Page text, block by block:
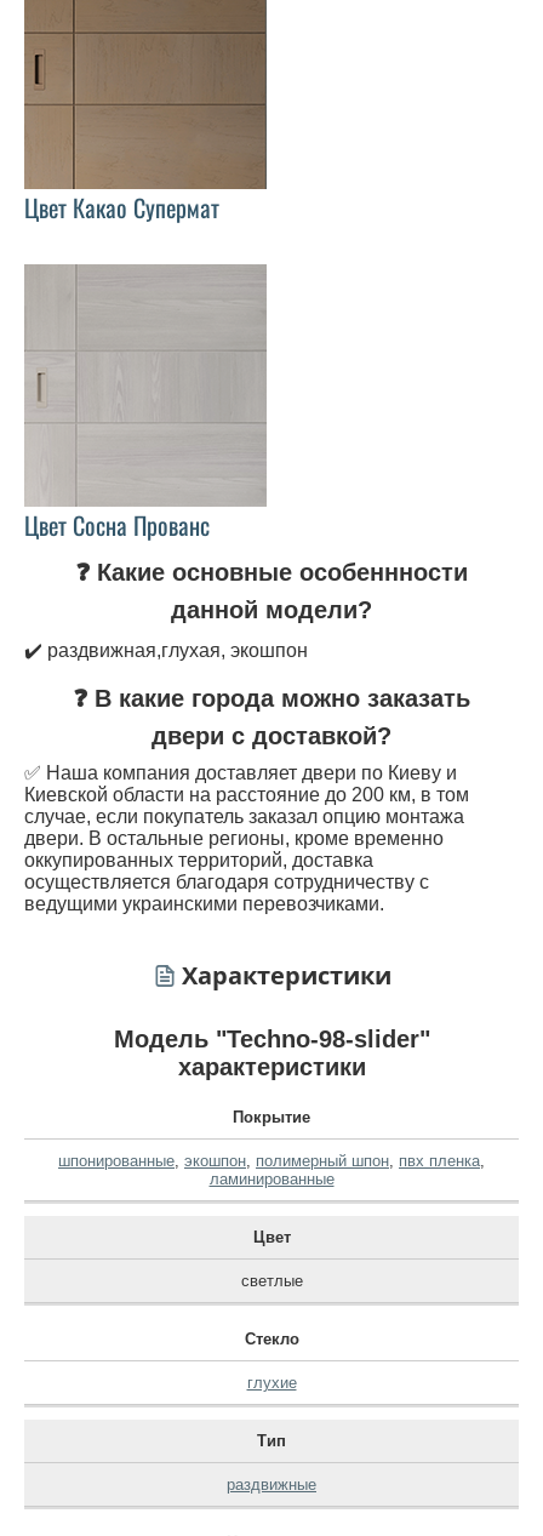
Цвет Какао Супермат
Цвет Сосна Прованс
❓ Какие основные особеннности
данной модели?
✔️ раздвижная,глухая, экошпон
❓ В какие города можно заказать
двери с доставкой?
✅ Наша компания доставляет двери по Киеву и
Киевской области на расстояние до 200 км, в том
случае, если покупатель заказал опцию монтажа
двери. В остальные регионы, кроме временно
оккупированных территорий, доставка
осуществляется благодаря сотрудничеству с
ведущими украинскими перевозчиками.
Характеристики
Модель "Techno-98-slider"
характеристики
Покрытие
шпонированные экошпон полимерный шпон пвх пленка
ламинированные
Цвет
светлые
Стекло
глухие
Тип
раздвижные